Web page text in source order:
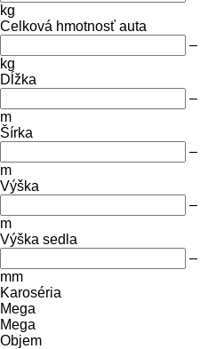
kg
Celková hmotnosť auta
–
kg
Dĺžka
–
m
Šírka
–
m
Výška
–
m
Výška sedla
–
mm
Karoséria
Mega
Mega
Objem